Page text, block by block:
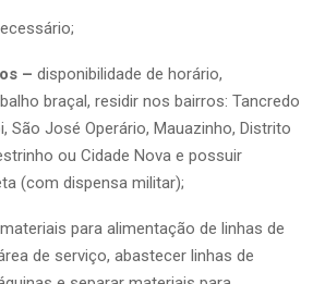
– disponibilidade de horário,
braçal, residir nos bairros: Tancredo
São José Operário, Mauazinho, Distrito
ou Cidade Nova e possuir
(com dispensa militar);
para alimentação de linhas de
de serviço, abastecer linhas de